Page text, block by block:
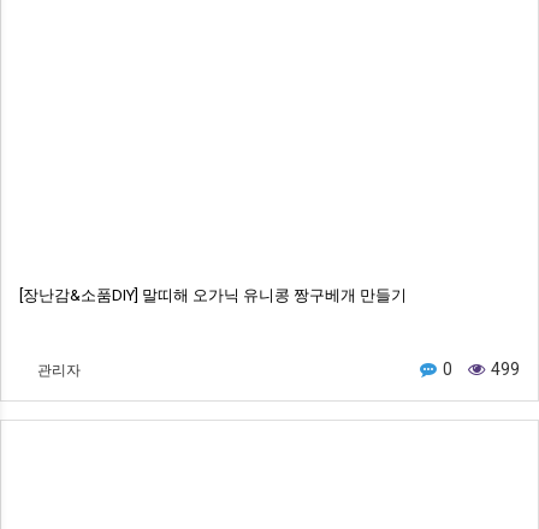
[장난감&소품DIY] 말띠해 오가닉 유니콩 짱구베개 만들기
관리자 0 499